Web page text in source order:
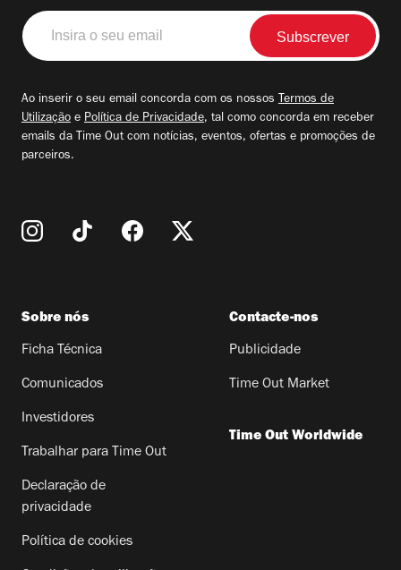
Insira
o
seu
Ao inserir o seu email concorda com os nossos Termos de
Utilização e Política de Privacidade, tal como concorda em receber
emails da Time Out com notícias, eventos, ofertas e promoções de
parceiros.
Sobre nós
Ficha Técnica
Comunicados
Investidores
Trabalhar para Time Out
Declaração de
privacidade
Política de cookies
Contacte-nos
Publicidade
Time Out Market
Time Out Worldwide